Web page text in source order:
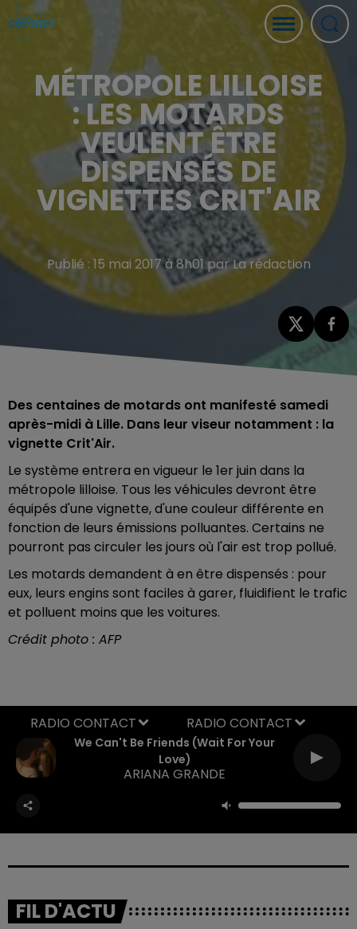
MÉTROPOLE LILLOISE
: LES MOTARDS
VEULENT ÊTRE
DISPENSÉS DE
VIGNETTES CRIT'AIR
Publié : 15 mai 2017 à 8h01 par La rédaction
Des centaines de motards ont manifesté samedi
après-midi à Lille. Dans leur viseur notamment : la
vignette Crit'Air.
Le système entrera en vigueur le 1er juin dans la
métropole lilloise. Tous les véhicules devront être
équipés d'une vignette, d'une couleur différente en
fonction de leurs émissions polluantes. Certains ne
pourront pas circuler les jours où l'air est trop pollué.
Les motards demandent à en être dispensés : pour
eux, leurs engins sont faciles à garer, fluidifient le trafic
et polluent moins que les voitures.
Crédit photo : AFP
We Can't Be Friends (wait For Your
Love)
ARIANA GRANDE
RADIO CONTACT
FIL D'ACTU